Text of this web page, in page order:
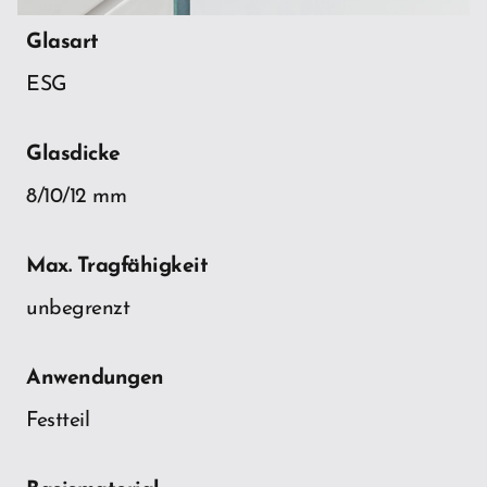
Glasart
ESG
Glasdicke
8/10/12 mm
Max. Tragfähigkeit
unbegrenzt
Anwendungen
Festteil